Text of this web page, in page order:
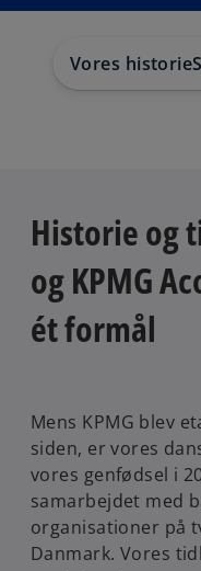
Vores historie
Historie og
og KPMG
ét formål
Mens KPMG blev
siden, er vores
vores genfødsel i
samarbejdet med
organisationer på
Danmark. Vores